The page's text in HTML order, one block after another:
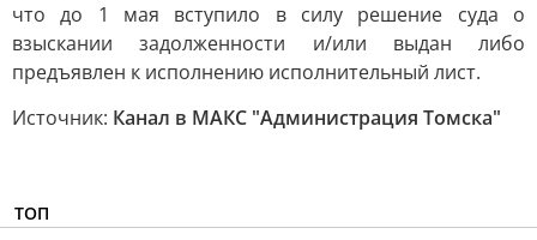
что до 1 мая вступило в силу решение суда о
взыскании задолженности и/или выдан либо
предъявлен к исполнению исполнительный лист.
Источник: Канал в МАКС "Администрация Томска"
ТОП